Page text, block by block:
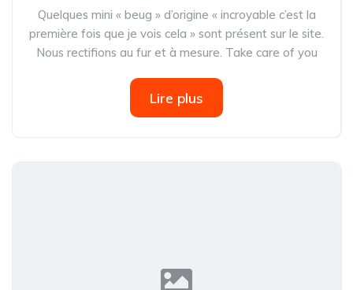
Quelques mini « beug » d’origine « incroyable c’est la
première fois que je vois cela » sont présent sur le site.
Nous rectifions au fur et à mesure. Take care of you
Lire plus